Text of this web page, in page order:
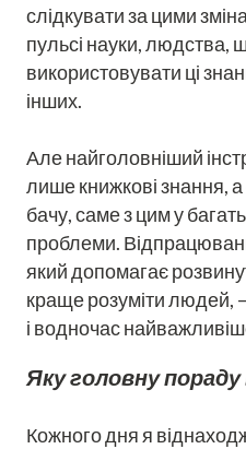
слідкувати за цими
пульсі науки, людства,
використовувати ці
інших.
Але найголовніший
лише книжкові знання, а
бачу, саме з цим у
проблеми.
який допомагає
краще розуміти людей,
і водночас
Яку головну пораду
Кожного дня я